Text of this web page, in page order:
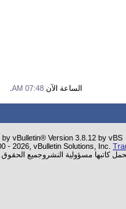
الساعة الآن 07:48 AM
by vBulletin® Version 3.8.12 by vBS
- 2026, vBulletin Solutions, Inc.
كاتبها مسؤولية النشروجميع